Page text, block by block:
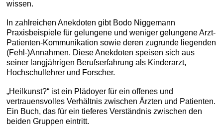
wissen.
In zahlreichen Anekdoten gibt Bodo Niggemann
Praxisbeispiele für gelungene und weniger gelungene Arzt-
Patienten-Kommunikation sowie deren zugrunde liegenden
(Fehl-)Annahmen. Diese Anekdoten speisen sich aus
seiner langjährigen Berufserfahrung als Kinderarzt,
Hochschullehrer und Forscher.
„Heilkunst?“ ist ein Plädoyer für ein offenes und
vertrauensvolles Verhältnis zwischen Ärzten und Patienten.
Ein Buch, das für ein tieferes Verständnis zwischen den
beiden Gruppen eintritt.